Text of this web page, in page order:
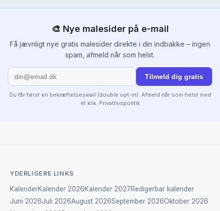
🎨 Nye malesider på e-mail
Få jævnligt nye gratis malesider direkte i din indbakke – ingen
spam, afmeld når som helst.
Tilmeld dig gratis
Du får først en bekræftelsesmail (double opt-in). Afmeld når som helst med
ét klik. Privatlivspolitik
YDERLIGERE LINKS
KalenderKalender 2026Kalender 2027Redigerbar kalender
Juni 2026Juli 2026August 2026September 2026Oktober 2026